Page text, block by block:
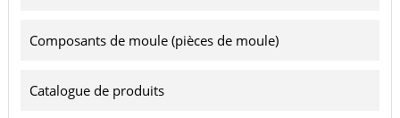
Composants de moule (pièces de moule)
Catalogue de produits